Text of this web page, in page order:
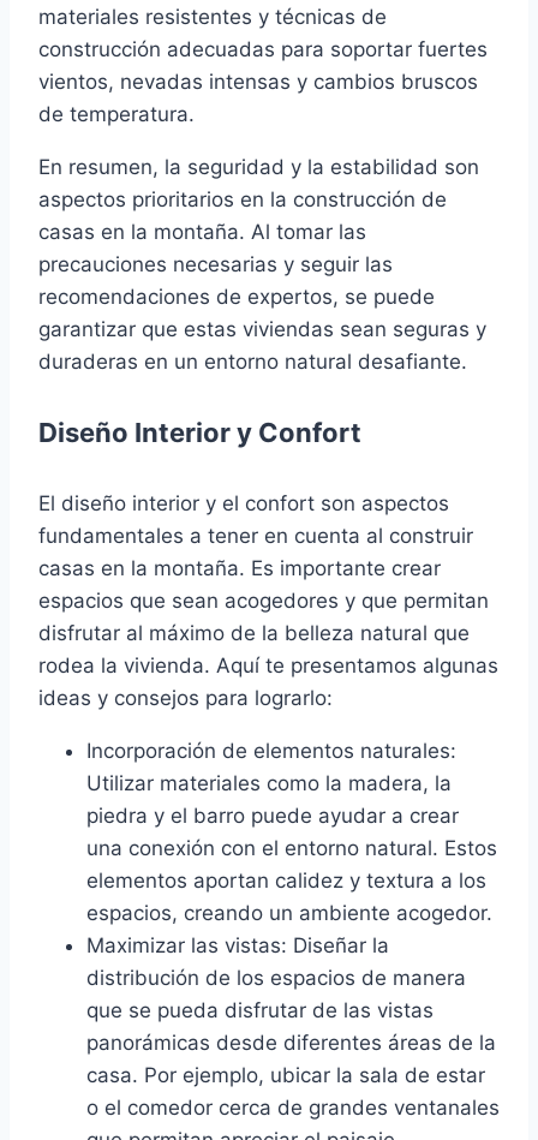
materiales resistentes y técnicas de
construcción adecuadas para soportar fuertes
vientos, nevadas intensas y cambios bruscos
de temperatura.
En resumen, la seguridad y la estabilidad son
aspectos prioritarios en la construcción de
casas en la montaña. Al tomar las
precauciones necesarias y seguir las
recomendaciones de expertos, se puede
garantizar que estas viviendas sean seguras y
duraderas en un entorno natural desafiante.
Diseño Interior y Confort
El diseño interior y el confort son aspectos
fundamentales a tener en cuenta al construir
casas en la montaña. Es importante crear
espacios que sean acogedores y que permitan
disfrutar al máximo de la belleza natural que
rodea la vivienda. Aquí te presentamos algunas
ideas y consejos para lograrlo:
Incorporación de elementos naturales:
Utilizar materiales como la madera, la
piedra y el barro puede ayudar a crear
una conexión con el entorno natural. Estos
elementos aportan calidez y textura a los
espacios, creando un ambiente acogedor.
Maximizar las vistas: Diseñar la
distribución de los espacios de manera
que se pueda disfrutar de las vistas
panorámicas desde diferentes áreas de la
casa. Por ejemplo, ubicar la sala de estar
o el comedor cerca de grandes ventanales